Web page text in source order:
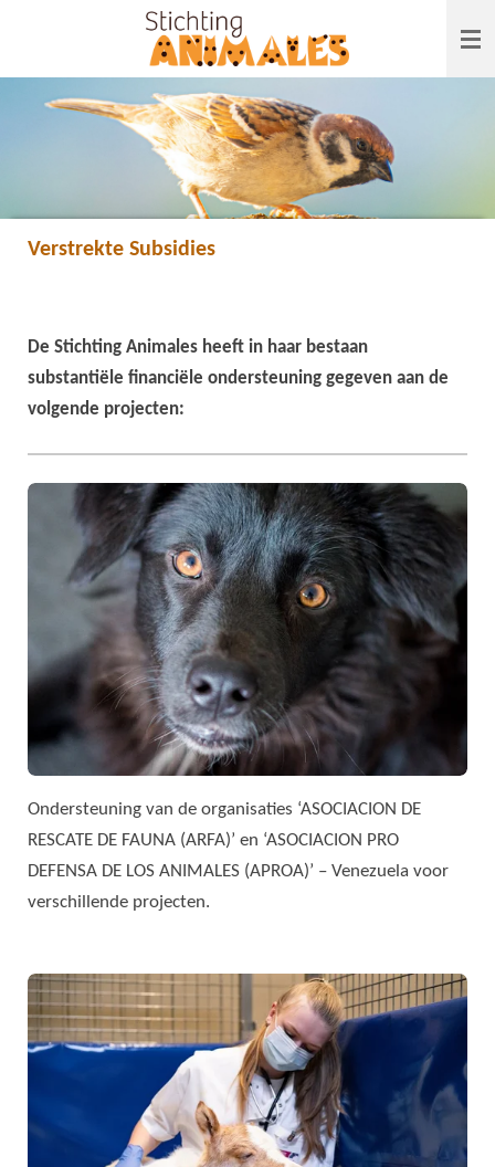
Verstrekte Subsidies
De Stichting Animales heeft in haar bestaan
substantiële financiële ondersteuning gegeven aan de
volgende projecten:
Ondersteuning van de organisaties ‘ASOCIACION DE
RESCATE DE FAUNA (ARFA)’ en ‘ASOCIACION PRO
DEFENSA DE LOS ANIMALES (APROA)’ – Venezuela voor
verschillende projecten.